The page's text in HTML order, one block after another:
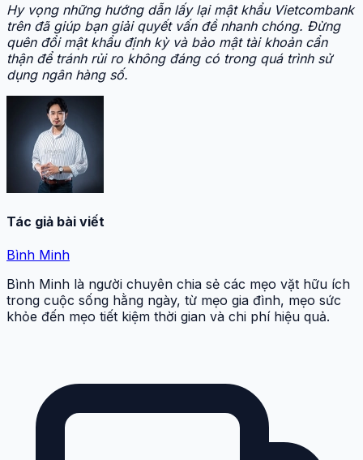
Hy vọng những hướng dẫn lấy lại mật khẩu Vietcombank
trên đã giúp bạn giải quyết vấn đề nhanh chóng. Đừng
quên đổi mật khẩu định kỳ và bảo mật tài khoản cẩn
thận để tránh rủi ro không đáng có trong quá trình sử
dụng ngân hàng số.
Tác giả bài viết
Bình Minh
Bình Minh là người chuyên chia sẻ các mẹo vặt hữu ích
trong cuộc sống hằng ngày, từ mẹo gia đình, mẹo sức
khỏe đến mẹo tiết kiệm thời gian và chi phí hiệu quả.